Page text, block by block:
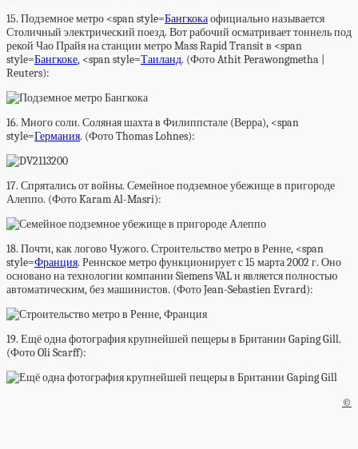
15. Подземное метро <span style=Бангкокаофициально называется
Столичный электрический поезд. Вот рабочий осматривает тоннель под
рекой Чао Прайя на станции метро Mass Rapid Transit в <span
style=Бангкоке, <span style=Таиланд. (Фото Athit Perawongmetha |
Reuters):
16. Много соли. Соляная шахта в Филиппстале (Верра), <span
style=Германия. (Фото Thomas Lohnes):
17. Спрятались от войны. Семейное подземное убежище в пригороде
Алеппо. (Фото Karam Al-Masri):
18. Почти, как логово Чужого. Строительство метро в Ренне, <span
style=Франция. Реннское метро функционирует с 15 марта 2002 г. Оно
основано на технологии компании Siemens VAL и является полностью
автоматическим, без машинистов. (Фото Jean-Sebastien Evrard):
19. Ещё одна фотография крупнейшей пещеры в Британии Gaping Gill.
(Фото Oli Scarff):
©